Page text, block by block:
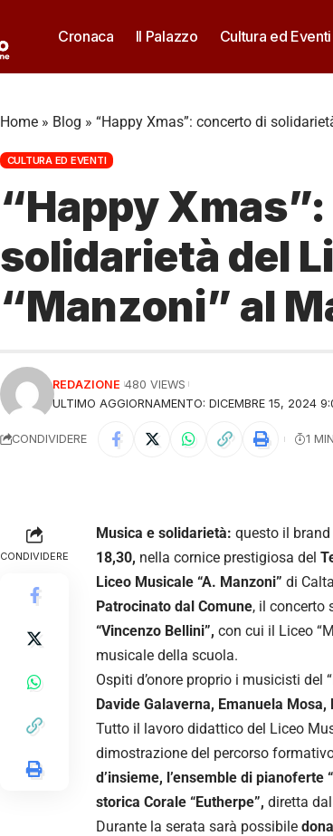
Cronaca Il Palazzo Cultura ed Eventi
Home » Blog » “Happy Xmas”: concerto di
CULTURA ED EVENTI
“Happy
solidarietà del
“Manzoni” al
ULTIMO AGGIORNAMENTO: DICEMBRE 15, 2024
REDAZIONE 480 VIEWS
CONDIVIDERE 1
CONDIVIDERE
Musica e solidarietà: questo il brand
18,30, nella cornice prestigiosa del
Liceo Musicale “A. Manzoni” di
Patrocinato dal Comune, il concerto
“Vincenzo Bellini”, con cui il Liceo
musicale della scuola.
Ospiti d’onore proprio i musicisti del
Davide Galaverna, Emanuela
Tutto il lavoro didattico del Liceo
dimostrazione del percorso
d’insieme, l’ensemble di pianoferte
storica Corale “Eutherpe”, diretta
Durante la serata sarà possibile